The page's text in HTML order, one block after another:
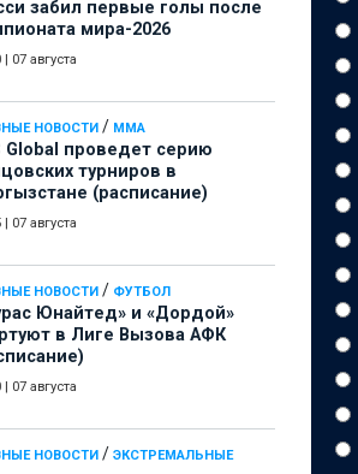
забил первые голы после
мира-2026
07 августа
НОВОСТИ / ММА
Global проведет серию
турниров в
(расписание)
07 августа
НОВОСТИ / ФУТБОЛ
Юнайтед» и «Дордой»
в Лиге Вызова АФК
07 августа
НОВОСТИ / ЭКСТРЕМАЛЬНЫЕ